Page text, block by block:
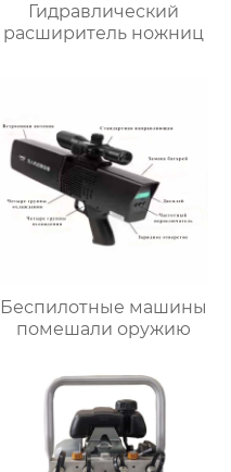
Гидравлический
расширитель ножниц
Беспилотные машины
помешали оружию